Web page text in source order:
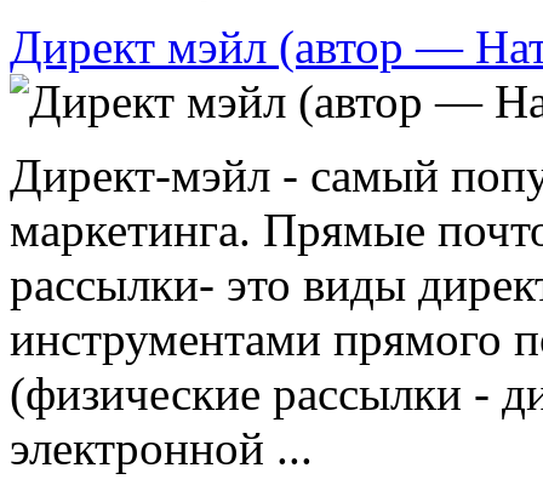
Директ мэйл (автор —
Директ-мэйл - самый
маркетинга. Прямые
рассылки- это виды
инструментами прямого
(физические рассылки -
электронной ...